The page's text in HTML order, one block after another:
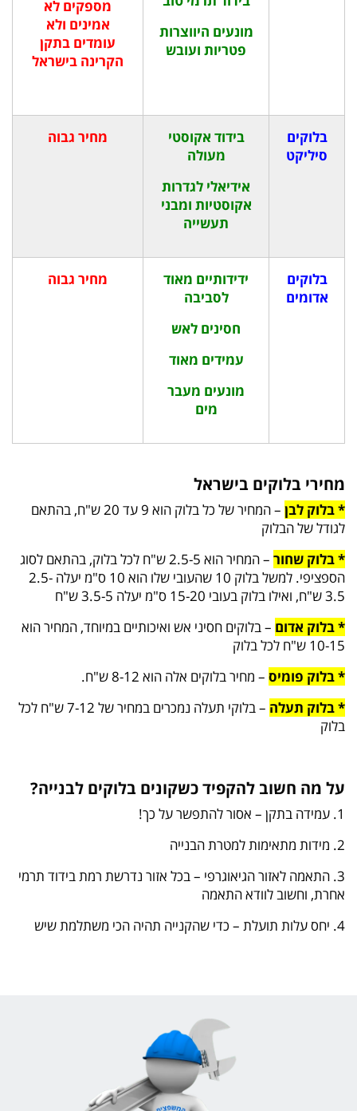
מונעים היווצרות
פטריות ועובש
מספקים לא
אמינים ולא
עומדים בתקן
הקרינה בישראל
בלוקים
סיליקט
בידוד אקוסטי
מעולה
אידיאלי לגדרות
אקוסטיות ומבני
תעשייה
מחיר גבוה
בלוקים
אדומים
ידידותיים מאוד
לסביבה
חסינים לאש
עמידים מאוד
מונעים מעבר
מים
מחיר גבוה
מחירי בלוקים בישראל
* בלוק לבן
– המחיר של כל בלוק הוא 9 עד 20 ש"ח, בהתאם
לגודל של הבלוק
* בלוק שחור
– המחיר הוא 2.5-5 ש"ח לכל בלוק, בהתאם לסוג
הספציפי. למשל בלוק 10 שהעובי שלו הוא 10 ס"מ יעלה 2.5-
3.5 ש"ח, ואילו בלוק בעובי 15-20 ס"מ יעלה 3.5-5 ש"ח
* בלוק אדום – בלוקים חסיני אש ואיכותיים במיוחד, המחיר הוא
10-15 ש"ח לכל בלוק
* בלוק פומיס – מחיר בלוקים אלה הוא 8-12 ש"ח.
* בלוק תעלה
– בלוקי תעלה נמכרים במחיר של 7-12 ש"ח לכל
בלוק
על מה חשוב להקפיד כשקונים בלוקים לבנייה?
1. עמידה בתקן – אסור להתפשר על כך!
2. מידות מתאימות למטרת הבנייה
3. התאמה לאזור הגיאוגרפי – בכל אזור נדרשת רמת בידוד תרמי
אחרת, וחשוב לוודא התאמה
4. יחס עלות תועלת – כדי שהקנייה תהיה הכי משתלמת שיש